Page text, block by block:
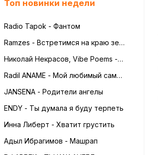
Топ новинки недели
Radio Tapok - Фантом
Ramzes - Встретимся на краю земли
Николай Некрасов, Vibe Poems - Русь
Radil ANAME - Мой любимый самый красивый
JANSENA - Родители ангелы
ENDY - Ты думала я буду терпеть
Инна Либерт - Хватит грустить
Адыл Ибрагимов - Машрап